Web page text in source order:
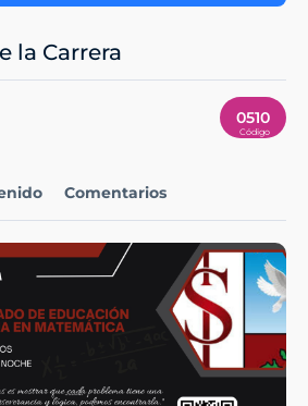
Comentarios
la Carrera
0510